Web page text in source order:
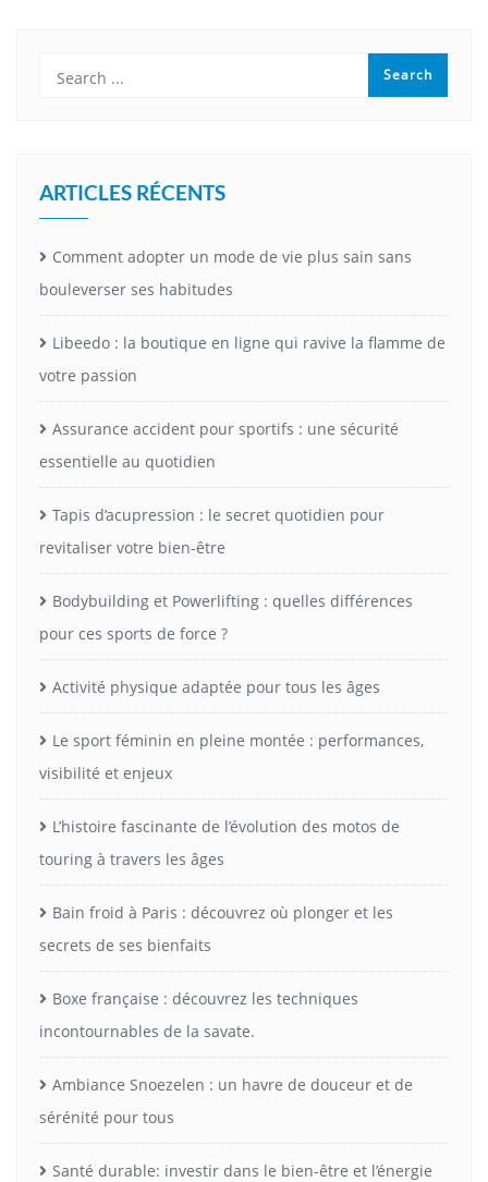
ARTICLES RÉCENTS
Comment adopter un mode de vie plus sain sans
bouleverser ses habitudes
Libeedo : la boutique en ligne qui ravive la flamme de
votre passion
Assurance accident pour sportifs : une sécurité
essentielle au quotidien
Tapis d’acupression : le secret quotidien pour
revitaliser votre bien-être
Bodybuilding et Powerlifting : quelles différences
pour ces sports de force ?
Activité physique adaptée pour tous les âges
Le sport féminin en pleine montée : performances,
visibilité et enjeux
L’histoire fascinante de l’évolution des motos de
touring à travers les âges
Bain froid à Paris : découvrez où plonger et les
secrets de ses bienfaits
Boxe française : découvrez les techniques
incontournables de la savate.
Ambiance Snoezelen : un havre de douceur et de
sérénité pour tous
Santé durable: investir dans le bien-être et l’énergie